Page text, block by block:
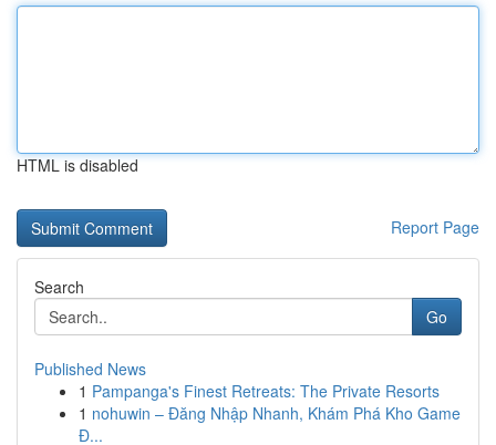
HTML is disabled
Report Page
Search
Go
Published News
1 Pampanga's Finest Retreats: The Private Resorts
1 nohuwin – Đăng Nhập Nhanh, Khám Phá Kho Game
Đ...